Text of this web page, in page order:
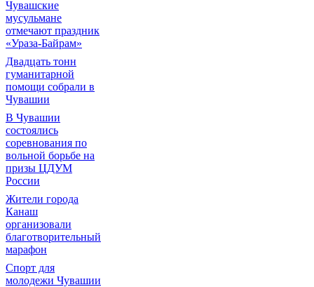
Чувашские
мусульмане
отмечают праздник
«Ураза-Байрам»
Двадцать тонн
гуманитарной
помощи собрали в
Чувашии
В Чувашии
состоялись
соревнования по
вольной борьбе на
призы ЦДУМ
России
Жители города
Канаш
организовали
благотворительный
марафон
Спорт для
молодежи Чувашии